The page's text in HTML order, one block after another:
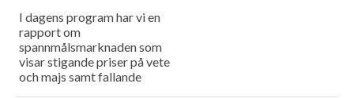
I dagens program har vi en
rapport om
spannmålsmarknaden som
visar stigande priser på vete
och majs samt fallande